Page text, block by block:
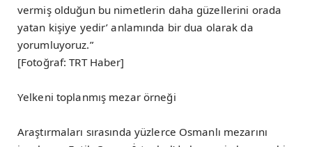
vermiş olduğun bu nimetlerin daha güzellerini orada
yatan kişiye yedir’ anlamında bir dua olarak da
yorumluyoruz.”
[Fotoğraf: TRT Haber]
Yelkeni toplanmış mezar örneği
Araştırmaları sırasında yüzlerce Osmanlı mezarını